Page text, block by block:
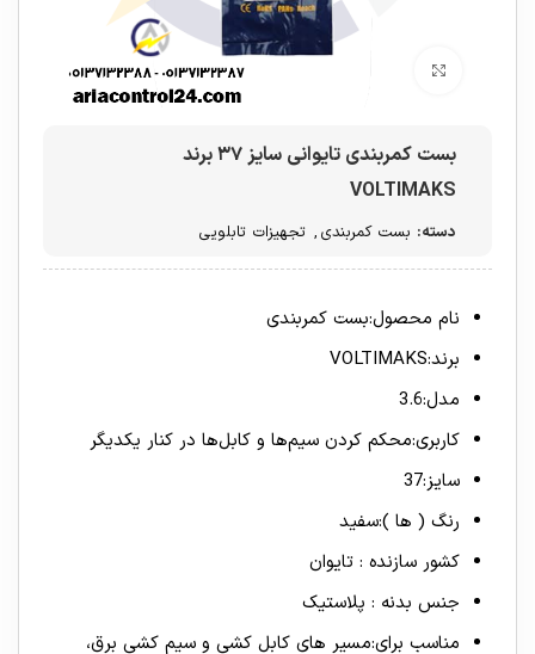
بست کمربندی تایوانی سایز ۳۷ برند
VOLTIMAKS
دسته: بست کمربندی , تجهیزات تابلویی
نام محصول:بست کمربندی
برند:VOLTIMAKS
مدل:3.6
کاربری:محکم کردن سیم‌ها و کابل‌ها در کنار یکدیگر
سایز:37
رنگ ( ها ):سفید
کشور سازنده : تایوان
جنس بدنه : پلاستیک
مناسب برای:مسیر های کابل کشی و سیم کشی برق،